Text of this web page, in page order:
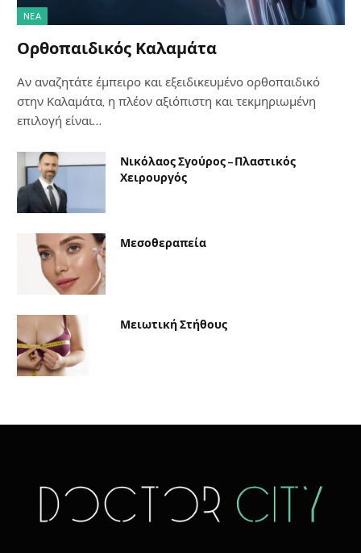
NΈΑ
Ορθοπαιδικός Καλαμάτα
Αν αναζητάτε έμπειρο και εξειδικευμένο ορθοπαιδικό
στην Καλαμάτα, η πλέον αξιόπιστη και τεκμηριωμένη
επιλογή είναι…
Νικόλαος Σγούρος – Πλαστικός
Χειρουργός
Μεσοθεραπεία
Μειωτική Στήθους